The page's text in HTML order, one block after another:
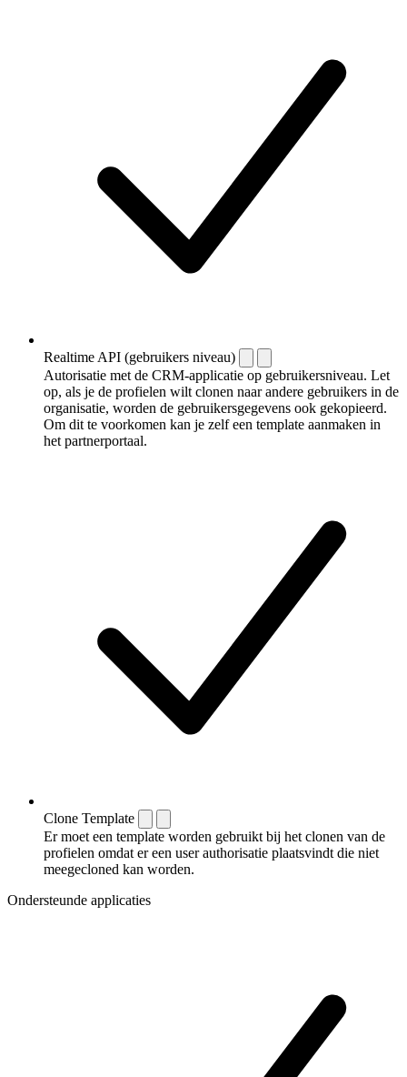
Realtime API (gebruikers niveau)
Autorisatie met de CRM-applicatie op gebruikersniveau. Let
op, als je de profielen wilt clonen naar andere gebruikers in de
organisatie, worden de gebruikersgegevens ook gekopieerd.
Om dit te voorkomen kan je zelf een template aanmaken in
het partnerportaal.
Clone Template
Er moet een template worden gebruikt bij het clonen van de
profielen omdat er een user authorisatie plaatsvindt die niet
meegecloned kan worden.
Ondersteunde applicaties